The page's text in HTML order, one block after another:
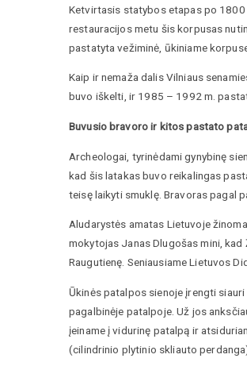
Ketvirtasis statybos etapas po 1800
restauracijos metu šis korpusas
pastatyta vežiminė, ūkiniame
Kaip ir nemaža dalis Vilniaus
buvo iškelti, ir 1985 – 1992 m.
Buvusio bravoro ir kitos pastato
Archeologai, tyrinėdami gynybinę
kad šis latakas buvo reikalingas
teisę laikyti smuklę. Bravoras pagal
Aludarystės amatas Lietuvoje
mokytojas Janas Dlugošas mini,
Raugutienę. Seniausiame Lietuvos
Ūkinės patalpos sienoje įrengti
pagalbinėje patalpoje. Už jos
įeiname į vidurinę patalpą ir
(cilindrinio plytinio skliauto